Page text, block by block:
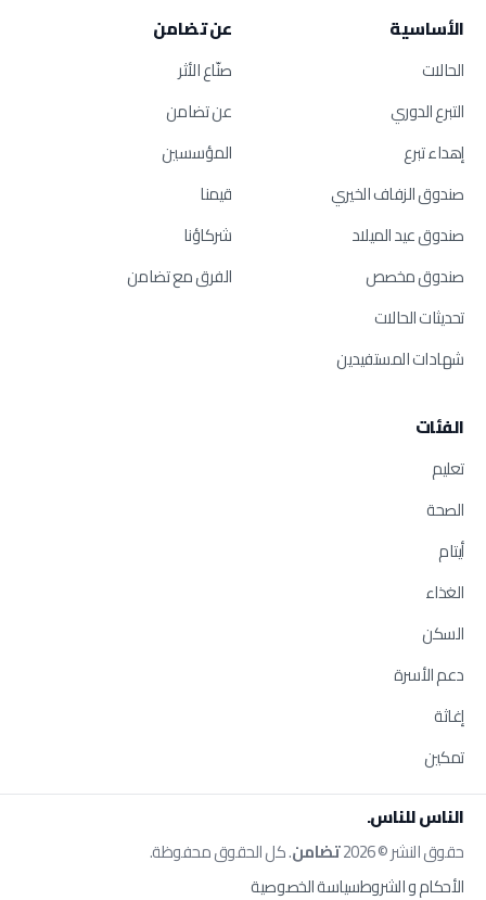
الأساسية
الحالات
التبرع الدوري
إهداء تبرع
صندوق الزفاف الخيري
صندوق عيد الميلاد
صندوق مخصص
تحديثات الحالات
شهادات المستفيدين
عن تضامن
صنّاع الأثر
عن تضامن
المؤسسين
قيمنا
شركاؤنا
الفرق مع تضامن
الفئات
تعليم
الصحة
أيتام
الغذاء
السكن
دعم الأسرة
إغاثة
تمكين
الناس للناس.
حقوق النشر © 2026 تضامن. كل الحقوق محفوظة.
الأحكام و الشروطسياسة الخصوصية